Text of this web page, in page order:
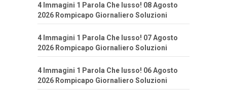
4 Immagini 1 Parola Che lusso! 08 Agosto
2026 Rompicapo Giornaliero Soluzioni
4 Immagini 1 Parola Che lusso! 07 Agosto
2026 Rompicapo Giornaliero Soluzioni
4 Immagini 1 Parola Che lusso! 06 Agosto
2026 Rompicapo Giornaliero Soluzioni